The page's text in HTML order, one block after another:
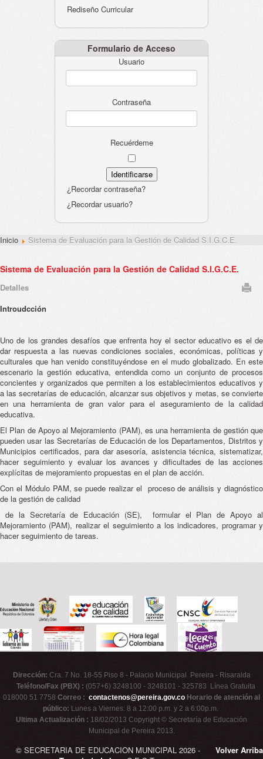
Rediseño Curricular
Formulario de Acceso
Usuario
Contraseña
Recuérdeme
¿Recordar contraseña?
¿Recordar usuario?
Inicio Sistema de Evaluación para la Gestión de Calidad S.I.G.C.E.
Sistema de Evaluación para la Gestión de Calidad S.I.G.C.E.
Detalles
Introudcción
Uno de los grandes desafíos que enfrenta hoy el sector educativo es el de
dar respuesta a las nuevas condiciones sociales, económicas, políticas y
culturales que han venido constituyéndose en el mudo globalizado. En este
escenario la gestión educativa, entendida como un conjunto de procesos
concientes y organizados que permiten a los establecimientos educativos y
a las secretarías de educación, alcanzar sus objetivos y metas, se convierte
en una herramienta de gran valor para el aseguramiento de la calidad
educativa.
El Plan de Apoyo al Mejoramiento (PAM), es una herramienta de gestión que
pueden usar las Secretarías de Educación de los Departamentos, Distritos y
Municipios certificados, para dar asesoría, asistencia técnica, sistematizar,
hacer seguimiento y evaluar los avances y dificultades de las acciones
explícitas de mejoramiento propuestas en el plan de acción.
Con el Módulo PAM, se puede realizar el proceso de análisis y diagnóstico
de la gestión de calidad
de la Secretaría de Educación (SE), formular el Plan de Apoyo al
Mejoramiento (PAM), realizar el seguimiento a los indicadores, programar y
hacer seguimiento de tareas.
Dirección: Cra. 7 No. 18-55 Piso 8 - Palacio Municipal Pereira - Risaralda
Teléfono/Fax (PBX) : (057+6) 3248100 - 3248101 - 325783 Línea Gratuita
018000 51 7758 Correo : contactenos@pereira.gov.co Horario de atención al
público: Lunes a Viernes: 8 a 12:00 p.m. y 2 a 6:00p.m.
Ultima Actualización : 18/02/2013 Copyright © Secretaría de Educación
Municipal de Pereira 2013.
Volver Arriba
© SECRETARIA DE EDUCACION MUNICIPAL 2026 -